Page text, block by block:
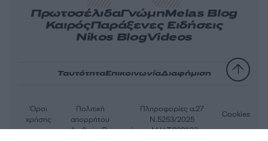
ΠρωτοσέλιδαΓνώμηMelas Blog
ΚαιρόςΠαράξενες Ειδήσεις
Nikos BlogVideos
ΤαυτότηταΕπικοινωνίαΔιαφήμιση
Αριθμός Πιστοποίησης Μ.Η.Τ.232163
Όροι
χρήσης
Πολιτική
απορρήτου
Πληροφορίες α.27
Ν.5253/2025
Cookies